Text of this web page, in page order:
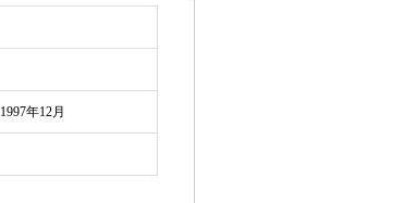
1997年12月